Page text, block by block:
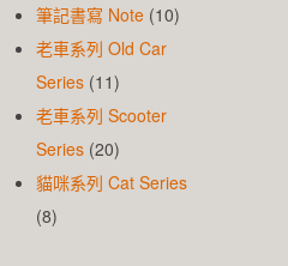
筆記書寫 Note (10)
老車系列 Old Car
Series (11)
老車系列 Scooter
Series (20)
貓咪系列 Cat Series
(8)